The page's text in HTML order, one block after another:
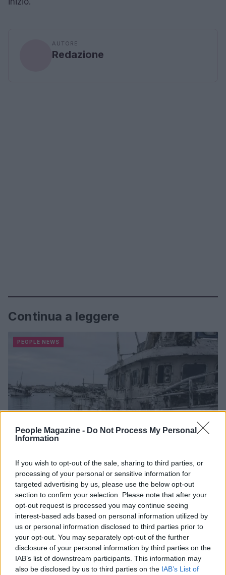
People Magazine - Do Not Process My Personal
Information
If you wish to opt-out of the sale, sharing to third parties, or
processing of your personal or sensitive information for
targeted advertising by us, please use the below opt-out
section to confirm your selection. Please note that after your
opt-out request is processed you may continue seeing
interest-based ads based on personal information utilized by
us or personal information disclosed to third parties prior to
your opt-out. You may separately opt-out of the further
disclosure of your personal information by third parties on the
IAB’s list of downstream participants. This information may
also be disclosed by us to third parties on the IAB’s List of
AUTORE
Redazione
Continua a leggere
PEOPLE NEWS
La sfida di ResQ per riprendere le operazioni di
soccorso dopo il ciclone Harry
Cristian Castiglioni · 6 Ago 2026
PEOPLE NEWS